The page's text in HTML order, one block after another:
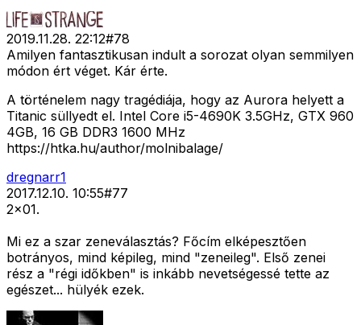
2019.11.28. 22:12#78
Amilyen fantasztikusan indult a sorozat olyan semmilyen
módon ért véget. Kár érte.
A történelem nagy tragédiája, hogy az Aurora helyett a
Titanic süllyedt el. Intel Core i5-4690K 3.5GHz, GTX 960
4GB, 16 GB DDR3 1600 MHz
https://htka.hu/author/molnibalage/
dregnarr1
2017.12.10. 10:55#77
2x01.
Mi ez a szar zeneválasztás? Főcím elképesztően
botrányos, mind képileg, mind "zeneileg". Első zenei
rész a "régi időkben" is inkább nevetségessé tette az
egészet... hülyék ezek.